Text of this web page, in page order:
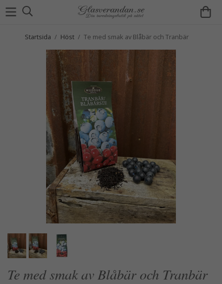
Startsida / Höst / Te med smak av Blåbär och Tranbär
Te med smak av Blåbär och Tranbär